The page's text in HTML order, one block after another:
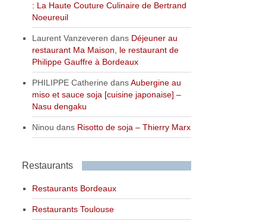
: La Haute Couture Culinaire de Bertrand
Noeureuil
Laurent Vanzeveren dans Déjeuner au
restaurant Ma Maison, le restaurant de
Philippe Gauffre à Bordeaux
PHILIPPE Catherine dansAubergine au
miso et sauce soja [cuisine japonaise] –
Nasu dengaku
Ninou dans Risotto de soja – Thierry Marx
Restaurants
Restaurants Bordeaux
Restaurants Toulouse